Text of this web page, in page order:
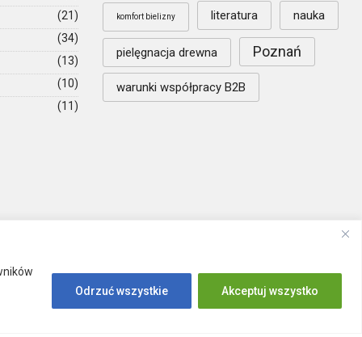
Odrzuć wszystkie Akceptuj wszystko
(21)
(34)
(13)
(10)
(11)
komfort bielizny literatura nauka
pielęgnacja drewna Poznań
warunki współpracy B2B